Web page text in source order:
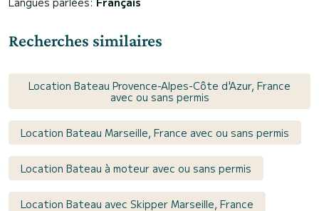
Recherches similaires
Location Bateau Provence-Alpes-Côte d'Azur, France
avec ou sans permis
Location Bateau Marseille, France avec ou sans permis
Location Bateau à moteur avec ou sans permis
Location Bateau avec Skipper Marseille, France